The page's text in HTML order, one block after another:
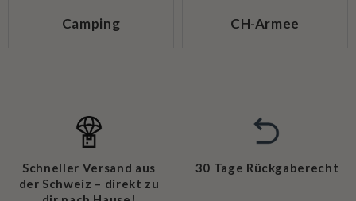
Camping CH-Armee
Schneller Versand aus
der Schweiz – direkt zu
30 Tage Rückgaberecht